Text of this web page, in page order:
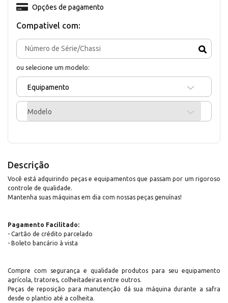
Compativel com:
ou selecione um modelo:
Equipamento
Modelo
Opções de pagamento
Descrição
Você está adquirindo peças e equipamentos que passam por um rigoroso
controle de qualidade.
Mantenha suas máquinas em dia com nossas peças genuínas!
Pagamento Facilitado:
- Cartão de crédito parcelado
- Boleto bancário à vista
Compre com segurança e qualidade produtos para seu equipamento
agrícola, tratores, colheitadeiras entre outros.
Peças de reposição para manutenção dá sua máquina durante a safra
desde o plantio até a colheita.